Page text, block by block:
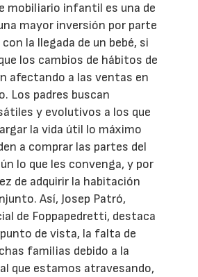
mobiliario infantil es una de
mayor inversión por parte
la llegada de un bebé, si
los cambios de hábitos de
afectando a las ventas en
Los padres buscan
y evolutivos a los que
la vida útil lo máximo
a comprar las partes del
lo que les convenga, y por
de adquirir la habitación
Así, Josep Patró,
de Foppapedretti, destaca
punto de vista, la falta de
familias debido a la
que estamos atravesando,